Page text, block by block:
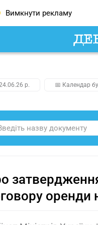
Вимкнути рекламу
р. 📅 Календар
оренди